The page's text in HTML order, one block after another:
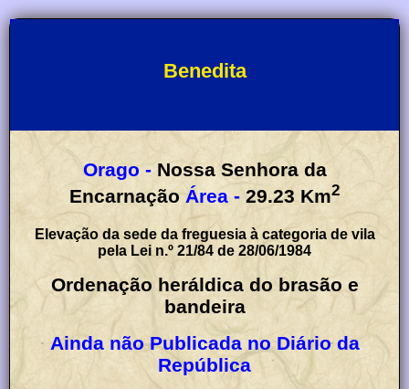
Benedita
Orago - Nossa Senhora da
Encarnação Área - 29.23 Km2
Elevação da sede da freguesia à categoria de vila
pela Lei n.º 21/84 de 28/06/1984
Ordenação heráldica do brasão e
bandeira
Ainda não Publicada no Diário da
República